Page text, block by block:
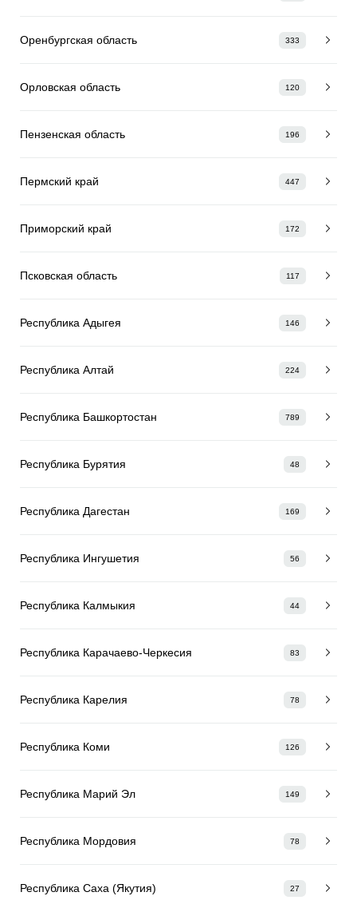
Оренбургская область 333
Орловская область 120
Пензенская область 196
Пермский край 447
Приморский край 172
Псковская область 117
Республика Адыгея 146
Республика Алтай 224
Республика Башкортостан 789
Республика Бурятия 48
Республика Дагестан 169
Республика Ингушетия 56
Республика Калмыкия 44
Республика Карачаево-Черкесия 83
Республика Карелия 78
Республика Коми 126
Республика Марий Эл 149
Республика Мордовия 78
Республика Саха (Якутия) 27